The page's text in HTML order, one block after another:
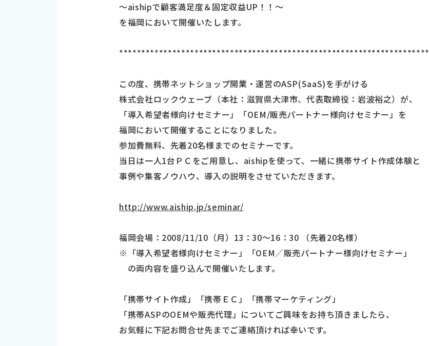
～aishipで顧客満足度＆固定収益UP！！～
を福岡において開催いたします。
**********************************************************************
この度、携帯ネットショップ開業・運営のASP(SaaS)を手がける
株式会社ロックウェーブ（本社：滋賀県大津市、代表取締役：岩波裕之）が、
「導入希望者様向けセミナー」「OEM/販売パートナー様向けセミナー」を
福岡において開催することになりました。
参加費無料、先着20名様までのセミナーです。
当日は一人1台ＰＣをご用意し、aishipを使って、一緒に携帯サイト作成体験と
事例や集客ノウハウ、導入の説明をさせていただきます。
http://www.aiship.jp/seminar/
福岡会場：2008/11/10（月）13：30～16：30 （先着20名様）
※「導入希望者様向けセミナー」「OEM／販売パートナー様向けセミナー」
の両内容を盛り込んで開催いたします。
「携帯サイト作成」「携帯ＥＣ」「携帯マーケティング」
「携帯ASPのOEMや販売代理」についてご興味をお持ち頂きましたら、
お気軽に下記お問合せ先までご連絡頂ければ幸いです。